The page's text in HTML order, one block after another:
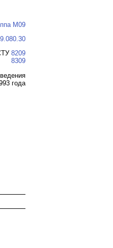
М09
8209
8309
года